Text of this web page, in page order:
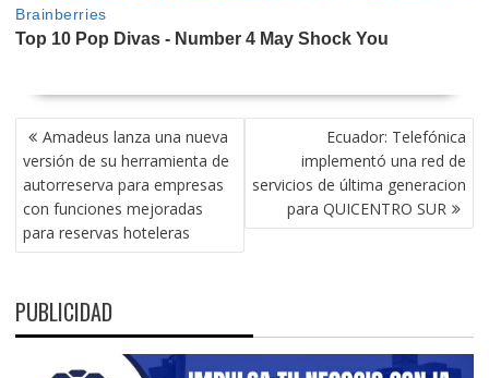
NAVEGACIÓN
DE
ENTRADAS
Amadeus lanza una nueva
versión de su herramienta de
autorreserva para empresas
con funciones mejoradas
para reservas hoteleras
Ecuador: Telefónica
implementó una red de
servicios de última generacion
para QUICENTRO SUR
PUBLICIDAD